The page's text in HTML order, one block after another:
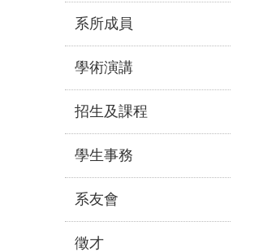
系所成員
學術演講
招生及課程
學生事務
系友會
徵才